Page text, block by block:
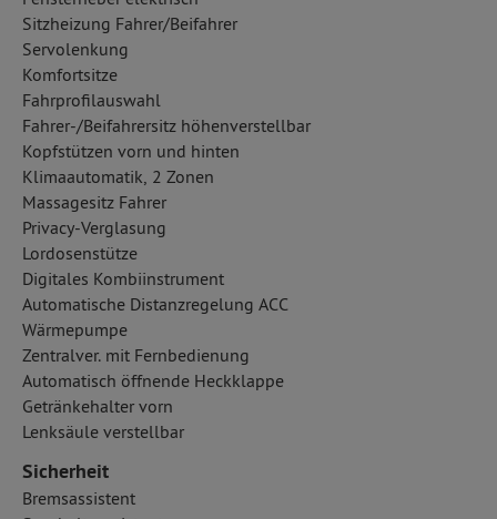
Sitzheizung Fahrer/Beifahrer
Servolenkung
Komfortsitze
Fahrprofilauswahl
Fahrer-/Beifahrersitz höhenverstellbar
Kopfstützen vorn und hinten
Klimaautomatik, 2 Zonen
Massagesitz Fahrer
Privacy-Verglasung
Lordosenstütze
Digitales Kombiinstrument
Automatische Distanzregelung ACC
Wärmepumpe
Zentralver. mit Fernbedienung
Automatisch öffnende Heckklappe
Getränkehalter vorn
Lenksäule verstellbar
Sicherheit
Bremsassistent